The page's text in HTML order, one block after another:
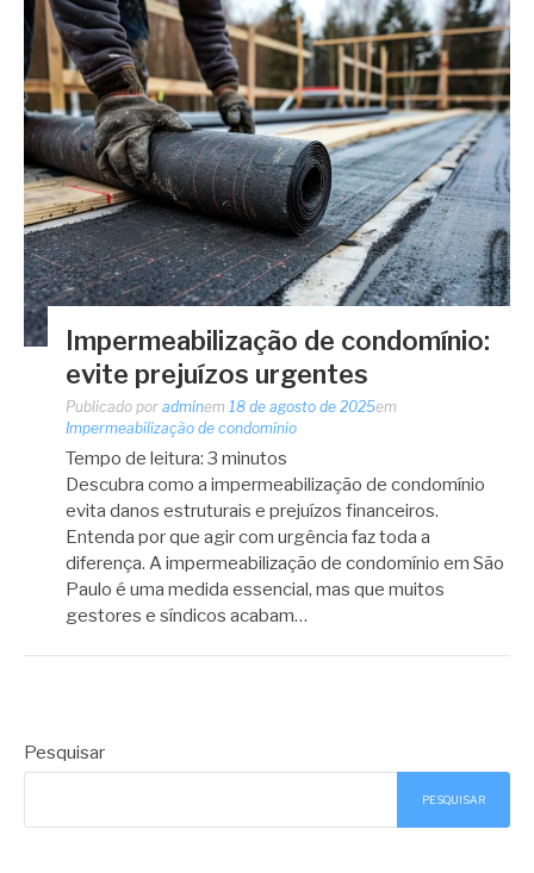
Impermeabilização de condomínio:
evite prejuízos urgentes
Publicado por adminem 18 de agosto de 2025em
Impermeabilização de condomínio
Tempo de leitura: 3 minutos
Descubra como a impermeabilização de condomínio
evita danos estruturais e prejuízos financeiros.
Entenda por que agir com urgência faz toda a
diferença. A impermeabilização de condomínio em São
Paulo é uma medida essencial, mas que muitos
gestores e síndicos acabam…
Pesquisar
PESQUISAR